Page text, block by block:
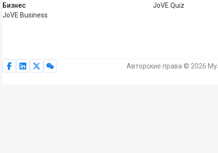
Бизнес
JoVE Business
JoVE Quiz
Авторские права © 2026